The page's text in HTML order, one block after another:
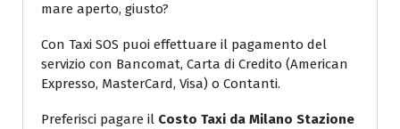
mare aperto, giusto?
Con Taxi SOS puoi effettuare il pagamento del
servizio con Bancomat, Carta di Credito (American
Expresso, MasterCard, Visa) o Contanti.
Preferisci pagare il Costo Taxi da Milano Stazione